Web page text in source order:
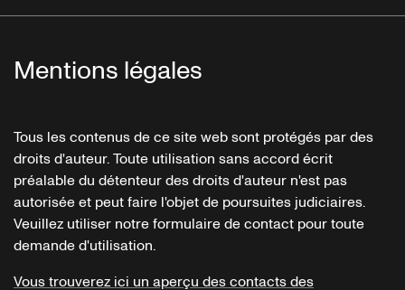
Mentions légales
Tous les contenus de ce site web sont protégés par des
droits d'auteur. Toute utilisation sans accord écrit
préalable du détenteur des droits d'auteur n'est pas
autorisée et peut faire l'objet de poursuites judiciaires.
Veuillez utiliser notre formulaire de contact pour toute
demande d'utilisation.
Vous trouverez ici un aperçu des contacts des